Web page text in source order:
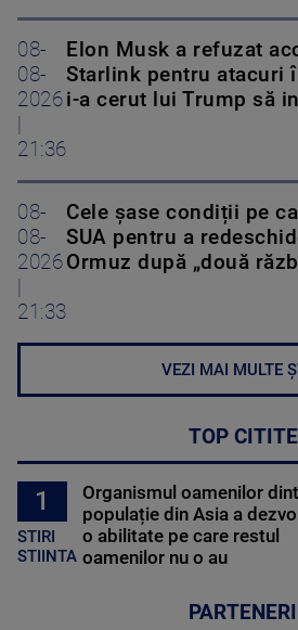
08-
08-
2026
21:36
Elon Musk a refuzat
Starlink pentru atacuri
i-a cerut lui Trump să
08-
08-
2026
21:33
Cele șase condiții pe
SUA pentru a
Ormuz după „două
VEZI MAI MULTE
TOP CITITE
1
STIRI
STIINTA
Organismul oamenilor
populație din Asia a
o abilitate pe care restul
oamenilor nu o au
PARTENERI